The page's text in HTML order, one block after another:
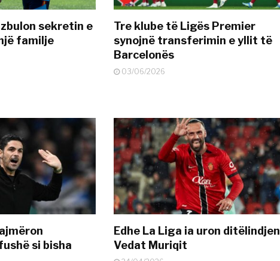
zbulon sekretin e
familje
Tre klube të Ligës Premier
synojnë transferimin e yllit të
Barcelonës
03/06/2026
si bisha
Edhe La Liga ia uron ditëlindjen
Vedat Muriqit